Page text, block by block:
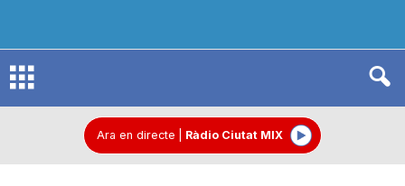
R
Ara en directe Ràdio Ciutat MIX